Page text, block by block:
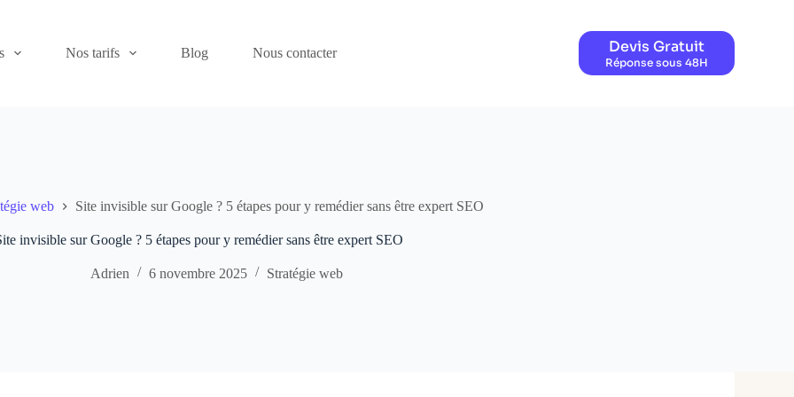
Nos tarifs Blog Nous contacter Devis Gratuit
Réponse sous 48H
web Site invisible sur Google ? 5 étapes pour y remédier sans être expert SEO
invisible sur Google ? 5 étapes pour y remédier sans être expert SEO
Adrien 6 novembre 2025 Stratégie web